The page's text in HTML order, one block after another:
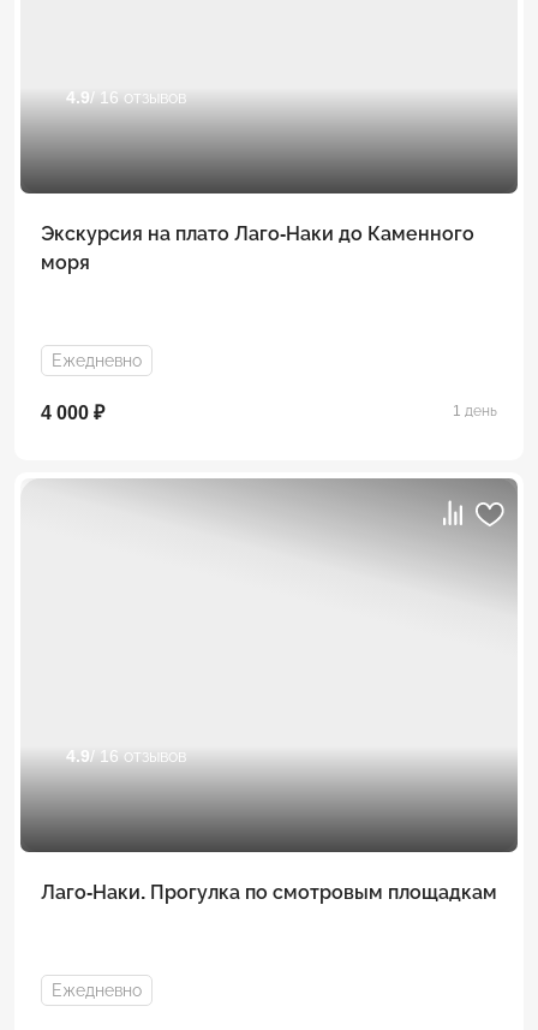
4.9 / 16 отзывов
Экскурсия на плато Лаго-Наки до Каменного
моря
Ежедневно
4 000 ₽ 1 день
4.9 / 16 отзывов
Лаго-Наки. Прогулка по смотровым площадкам
Ежедневно